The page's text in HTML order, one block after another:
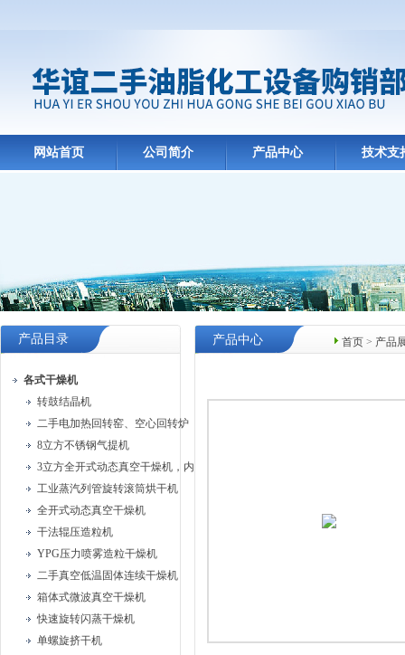
网站首页 公司简介 产品中心 技术支
产品目录
各式干燥机
转鼓结晶机
二手电加热回转窑、空心回转炉
8立方不锈钢气提机
3立方全开式动态真空干燥机，内部耙式搅拌
工业蒸汽列管旋转滚筒烘干机
全开式动态真空干燥机
干法辊压造粒机
YPG压力喷雾造粒干燥机
二手真空低温固体连续干燥机
箱体式微波真空干燥机
快速旋转闪蒸干燥机
单螺旋挤干机
首页 > 产品
产品中心